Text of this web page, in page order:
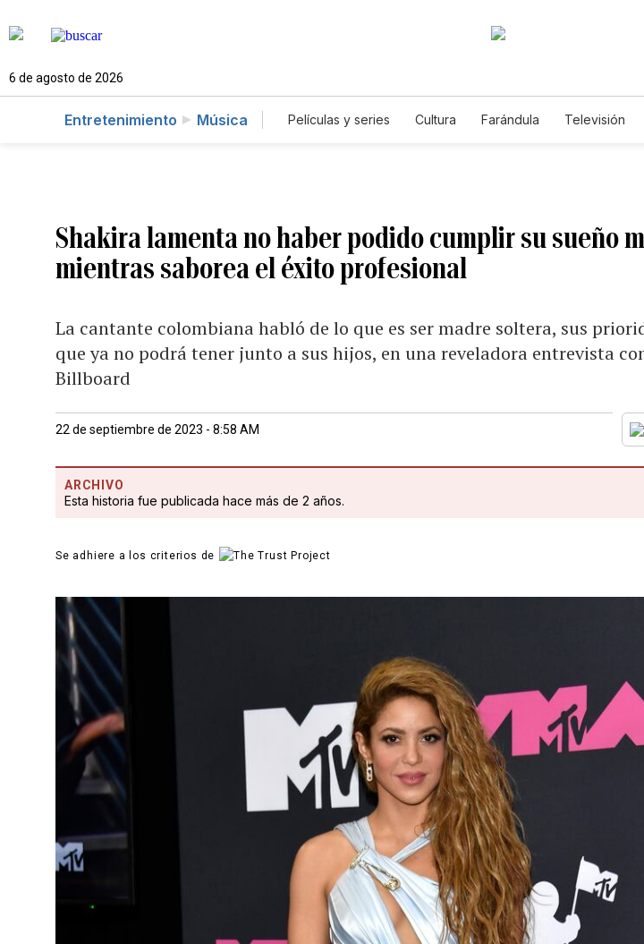
6 de agosto de 2026
Entretenimiento Música Películas y series Cultura Farándula Televisión
Shakira lamenta no haber podido cumplir su sueño
mientras saborea el éxito profesional
La cantante colombiana habló de lo que es ser madre soltera, sus
que ya no podrá tener junto a sus hijos, en una reveladora entrevista
Billboard
22 de septiembre de 2023 - 8:58 AM
ARCHIVO
Esta historia fue publicada hace más de 2 años.
Se adhiere a los criterios de